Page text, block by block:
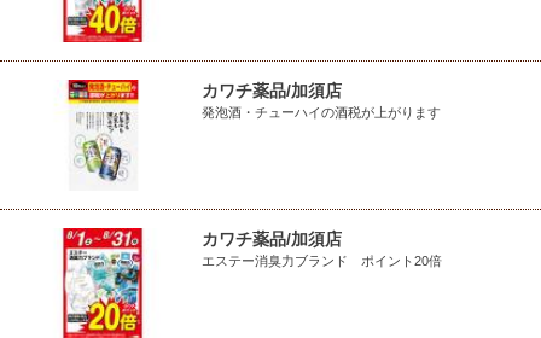
カワチ薬品/加須店
発泡酒・チューハイの酒税が上がります
カワチ薬品/加須店
エステー消臭力ブランド ポイント20倍